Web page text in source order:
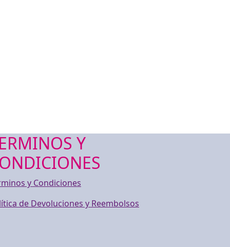
Y
y Condiciones
de Devoluciones y Reembolsos